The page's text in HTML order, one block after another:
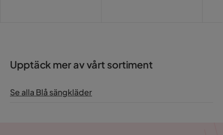
Upptäck mer av vårt sortiment
Se alla Blå sängkläder